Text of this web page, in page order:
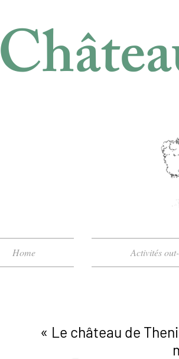
Home Activités
« Le château de